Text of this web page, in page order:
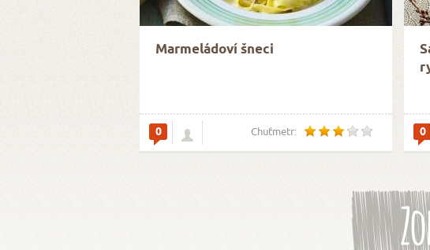
Marmeládoví šneci
0 Chuťmetr: 0